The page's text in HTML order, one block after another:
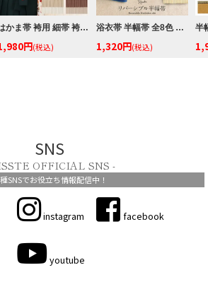
はかま帯 袴用 細帯 袴下帯 普段用 淡緑 若草 黄 薄灰 紺 ピンク 黒 白 薄茶 焦茶 白茶 無地 プリーツ リバーシブル メール便対応可
円(税込)
浴衣帯 半幅帯 全8色 ストライプ ターコイズグリーン 朱赤 からし 紫 水色 紺 赤 黒 ポリエステル100％ リバーシブル 日本製 メール便対応可
1,320円(税込)
SNS
OFFICIAL SNS -
SNSでお役立ち情報配信中！
instagram facebook
youtube